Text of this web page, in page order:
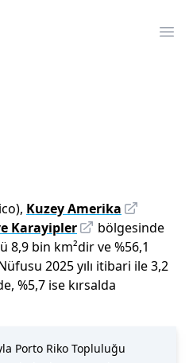
), Kuzey Amerika
Karayipler
bölgesinde
8,9 bin km²dirve%56,1
2025yılı itibari ile3,2
%5,7 ise kırsalda
Porto Riko Topluluğu